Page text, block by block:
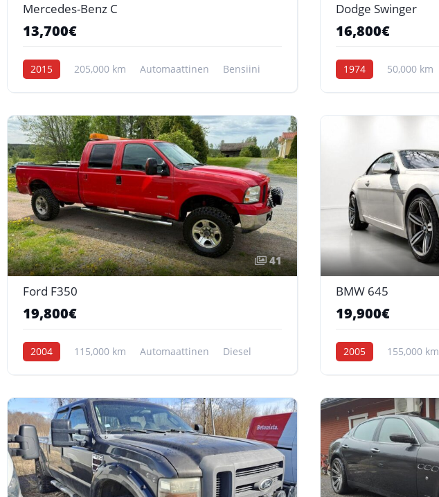
Mercedes-Benz C
13,700€
2015 205,000 km Automaattinen Bensiini
Dodge Swinger
16,800€
1974 50,000 km
41
Ford F350
19,800€
2004 115,000 km Automaattinen Diesel
BMW 645
19,900€
2005 155,000 km